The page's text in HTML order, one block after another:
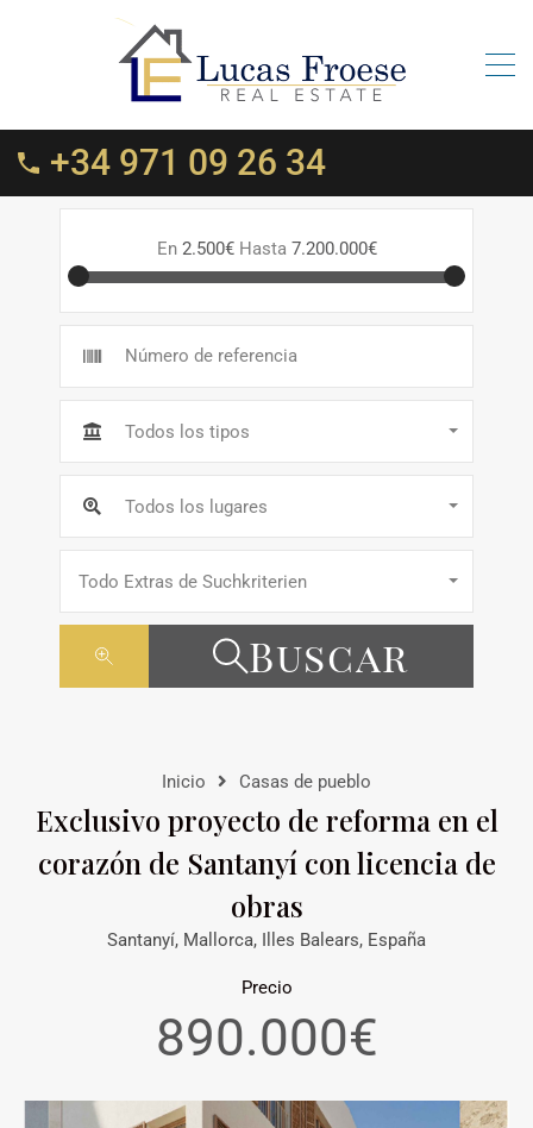
+34 971 09 26 34
En 2.500€ Hasta 7.200.000€
Todos los tipos
Todos los lugares
Todo Extras de Suchkriterien
Buscar
Inicio Casas de pueblo
Exclusivo proyecto de reforma en el
corazón de Santanyí con licencia de
obras
Santanyí, Mallorca, Illes Balears, España
Precio
890.000€